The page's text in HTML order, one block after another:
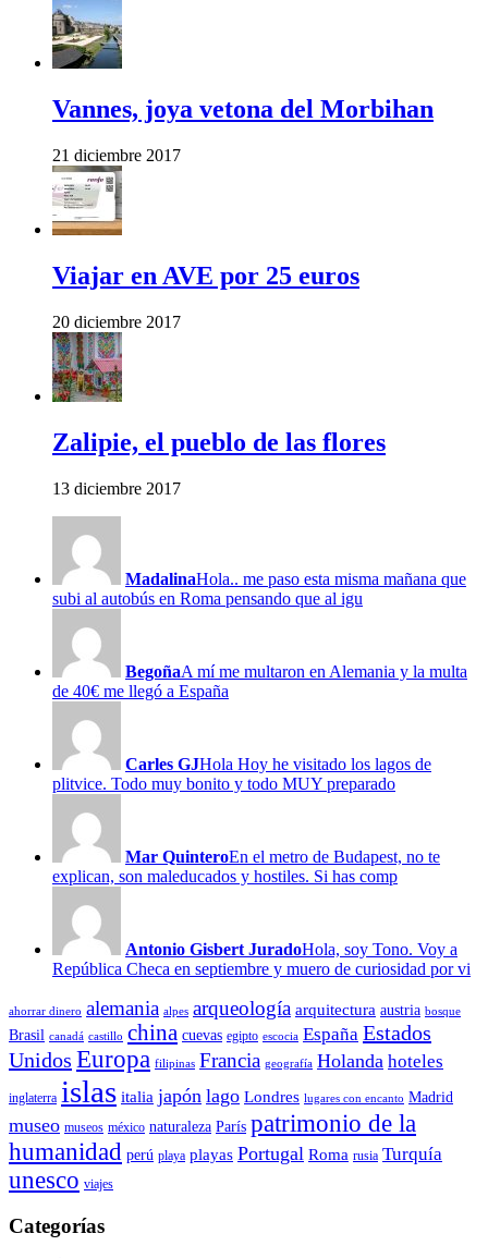
Vannes, joya vetona del Morbihan
21 diciembre 2017
Viajar en AVE por 25 euros
20 diciembre 2017
Zalipie, el pueblo de las flores
13 diciembre 2017
MadalinaHola.. me paso esta misma mañana que
subi al autobús en Roma pensando que al igu
BegoñaA mí me multaron en Alemania y la multa
de 40€ me llegó a España
Carles GJHola Hoy he visitado los lagos de
plitvice. Todo muy bonito y todo MUY preparado
Mar QuinteroEn el metro de Budapest, no te
explican, son maleducados y hostiles. Si has comp
Antonio Gisbert JuradoHola, soy Tono. Voy a
República Checa en septiembre y muero de curiosidad por vi
ahorrar dinero alemania alpes arqueología arquitectura austria bosque
Brasil canadá castillo china cuevas egipto escocia España Estados
Unidos Europa filipinas Francia geografía Holanda hoteles
inglaterra islas italia japón lago Londres lugares con encanto Madrid
museo museos méxico naturaleza París patrimonio de la
humanidad perú playa playas Portugal Roma rusia Turquía
unesco viajes
Categorías